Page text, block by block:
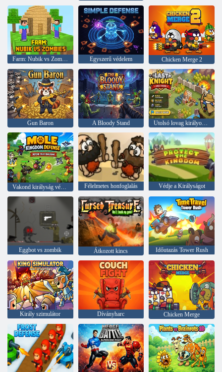
Farm: Nubik vs Zombies Egyszerű védelem Chicken Merge 2
Gun Baron A Bloody Stand Utolsó lovag királyok trónja
Félelmetes honfoglalás Védje a Királyságot
Eggbot vs zombik Átkozott kincs Időutazás Tower Rush
Király szimulátor Díványharc Chicken Merge